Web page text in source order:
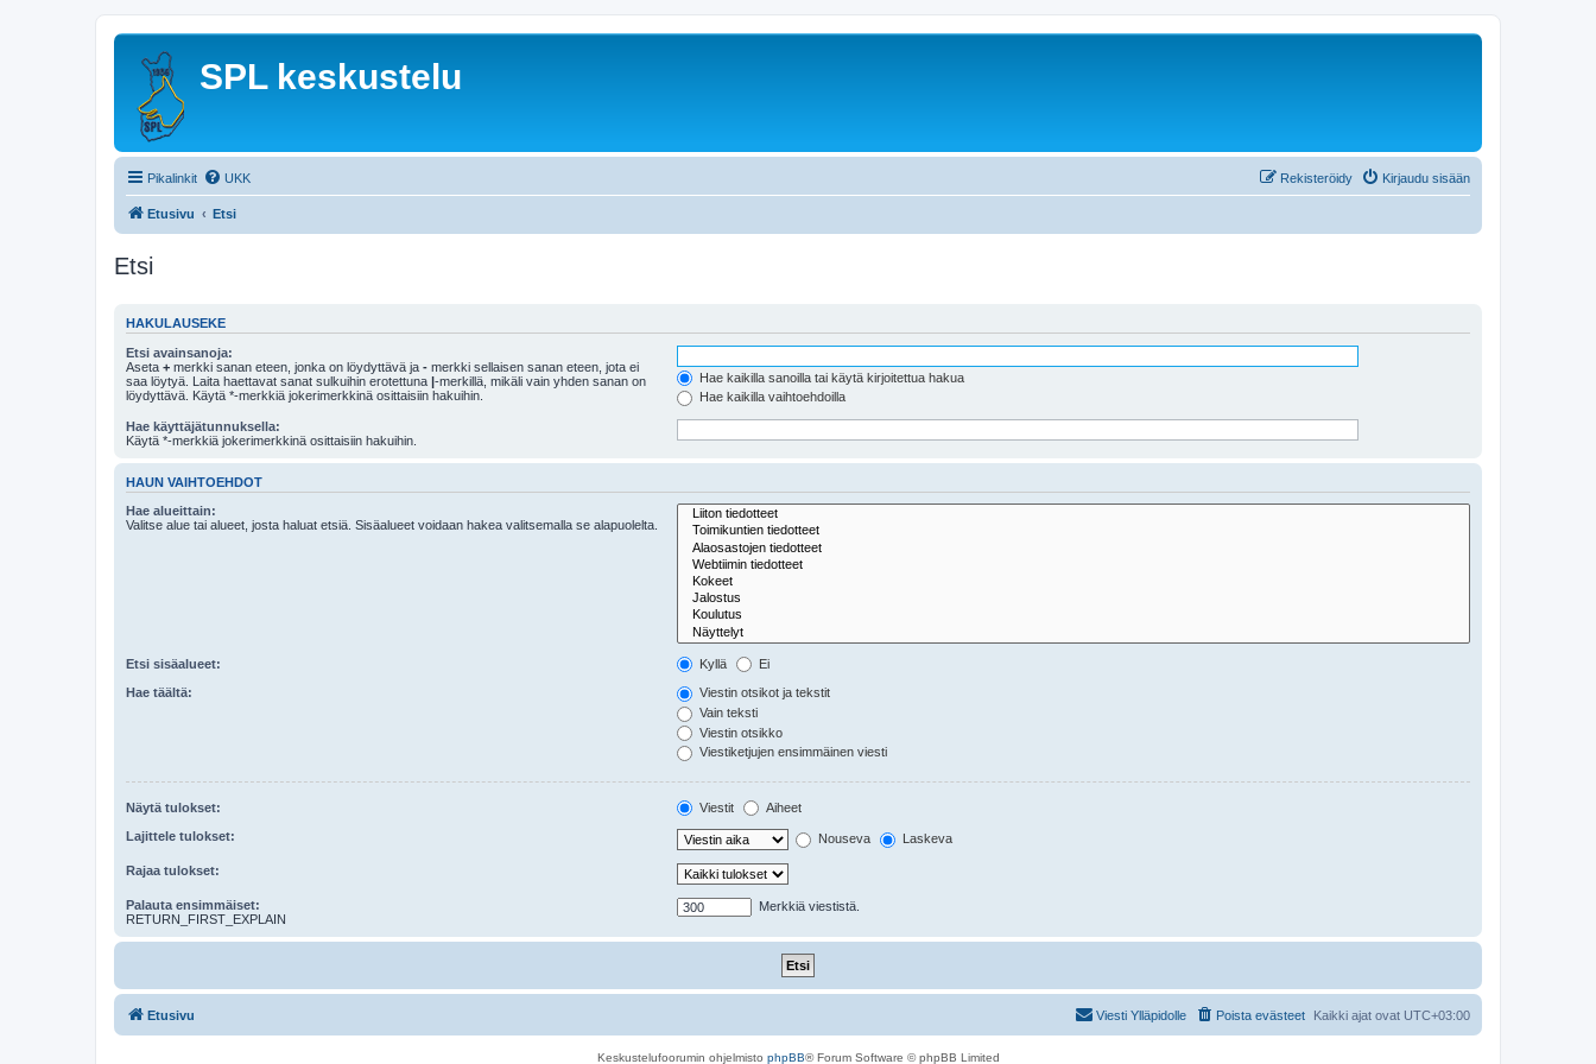
SPL keskustelu
Pikalinkit UKK Kirjaudu sisään
Rekisteröidy
Etusivu Etsi
Etsi
HAKULAUSEKE
Etsi avainsanoja:
Aseta + merkki sanan eteen, jonka on löydyttävä ja - merkki sellaisen sanan eteen, jota ei
saa löytyä. Laita haettavat sanat sulkuihin erotettuna |-merkillä, mikäli vain yhden sanan on
löydyttävä. Käytä *-merkkiä jokerimerkkinä osittaisiin hakuihin.
Hae kaikilla sanoilla tai käytä kirjoitettua hakua
Hae kaikilla vaihtoehdoilla
Hae käyttäjätunnuksella:
Käytä *-merkkiä jokerimerkkinä osittaisiin hakuihin.
HAUN VAIHTOEHDOT
Hae alueittain:
Valitse alue tai alueet, josta haluat etsiä. Sisäalueet voidaan hakea valitsemalla se alapuolelta.
Etsi sisäalueet: Kyllä Ei
Hae täältä:
Viestin otsikot ja tekstit
Vain teksti
Viestin otsikko
Viestiketjujen ensimmäinen viesti
Näytä tulokset: Viestit Aiheet
Lajittele tulokset: Nouseva Laskeva
Rajaa tulokset:
Palauta ensimmäiset:
RETURN_FIRST_EXPLAIN
Merkkiä viestistä.
Etusivu Kaikki ajat ovat UTC+03:00
Poista evästeet
Viesti Ylläpidolle
Keskustelufoorumin ohjelmisto phpBB® Forum Software © phpBB Limited